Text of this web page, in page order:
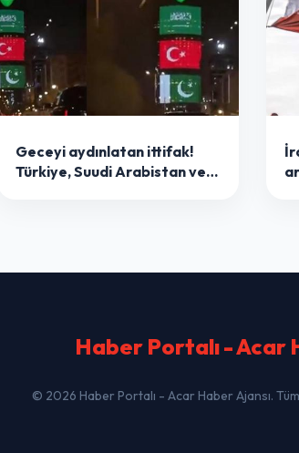
Geceyi aydınlatan ittifak!
Türkiye, Suudi Arabistan ve
Haber Portalı - Acar
© 2026 Haber Portalı - Acar Haber Ajansı. Tüm